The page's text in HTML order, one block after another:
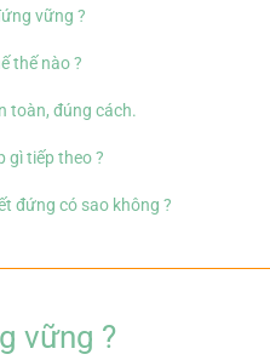
vững ?
thế nào ?
toàn, đúng cách.
gì tiếp theo ?
đứng có sao không ?
vững ?